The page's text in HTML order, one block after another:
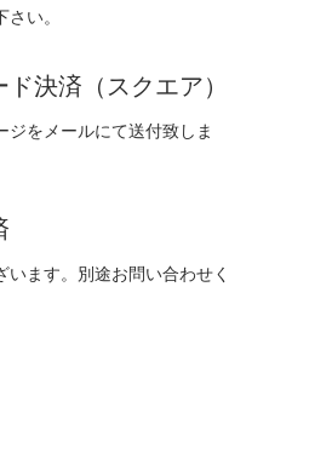
い。
決済（スクエア）
ジをメールにて送付致しま
います。別途お問い合わせく